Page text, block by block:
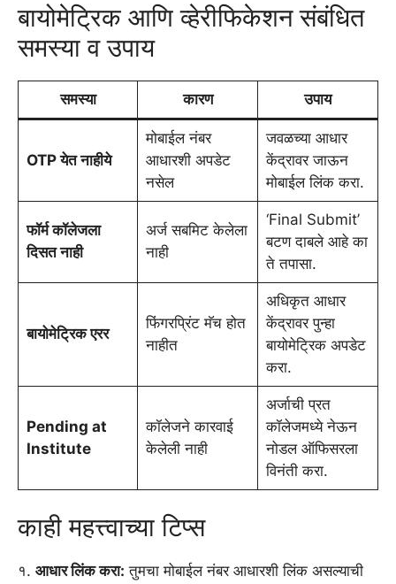
बायोमेट्रिक आणि व्हेरीफिकेशन संबंधित
समस्या व उपाय
समस्या कारण उपाय
OTP येत नाहीये
मोबाईल नंबर
आधारशी अपडेट
नसेल
जवळच्या आधार
केंद्रावर जाऊन
मोबाईल लिंक करा.
फॉर्म कॉलेजला
दिसत नाही
अर्ज सबमिट केलेला
नाही
‘Final Submit’
बटण दाबले आहे का
ते तपासा.
बायोमेट्रिक एरर
फिंगरप्रिंट मॅच होत
नाहीत
अधिकृत आधार
केंद्रावर पुन्हा
बायोमेट्रिक अपडेट
करा.
Pending at
Institute
कॉलेजने कारवाई
केलेली नाही
अर्जाची प्रत
कॉलेजमध्ये नेऊन
नोडल ऑफिसरला
विनंती करा.
काही महत्त्वाच्या टिप्स
१. आधार लिंक करा: तुमचा मोबाईल नंबर आधारशी लिंक असल्याची